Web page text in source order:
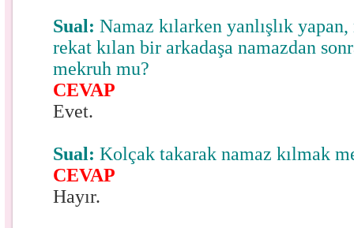
Sual: Namaz kılarken yanlışlık
rekat kılan bir arkadaşa namazdan
mekruh mu?
CEVAP
Evet.
Sual: Kolçak takarak namaz kılmak
CEVAP
Hayır.